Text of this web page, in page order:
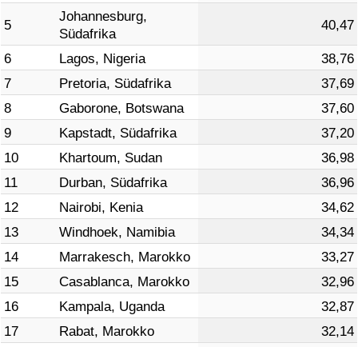
5
Johannesburg,
Südafrika
40,47
6 Lagos, Nigeria
38,76
7
Pretoria, Südafrika
37,69
8
Gaborone, Botswana
37,60
9
Kapstadt, Südafrika
37,20
10
Khartoum, Sudan
36,98
11
Durban, Südafrika
36,96
12
Nairobi, Kenia
34,62
13
Windhoek, Namibia
34,34
14
Marrakesch, Marokko
33,27
15
Casablanca, Marokko
32,96
16
Kampala, Uganda
32,87
17
Rabat, Marokko
32,14
Verkehrs-Index
Verkehrs-Index (aktuell)
Verkehrs-Index nach Land